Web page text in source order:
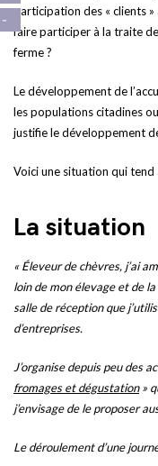
participation des « clients
faire participer à la traite
ferme ?
Le développement de
les populations citadines
justifie le développement
Voici une situation qui tend
La situation
« Éleveur de chèvres, j’ai
loin de mon élevage et de
salle de réception que
d’entreprises.
J’organise depuis peu des
fromages et dégustation»
j’envisage de le proposer
Le déroulement d’une